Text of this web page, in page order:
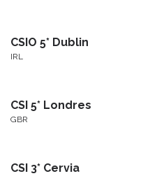
CSIO 5* Dublin
IRL
CSI 5* Londres
GBR
CSI 3* Cervia